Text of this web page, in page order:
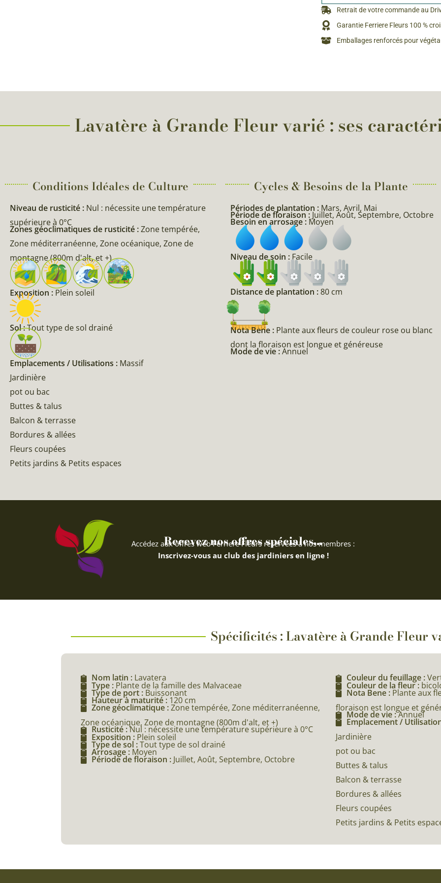
d’Antan
Bulbes
Retrait de votre commande au
Garantie Ferriere Fleurs 100 %
Emballages renforcés pour
Lavatère à Grande Fleur varié : ses
Conditions Idéales de Culture
Niveau de rusticité : Nul : nécessite une température
supérieure à 0°C
Zones géoclimatiques de rusticité :Zone tempérée,
Zone méditerranéenne, Zone océanique, Zone de
montagne (800m d'alt, et +)
Exposition : Plein soleil
Sol :Tout type de sol drainé
Emplacements / Utilisations : Massif
Jardinière
pot ou bac
Buttes & talus
Balcon & terrasse
Bordures & allées
Fleurs coupées
Petits jardins & Petits espaces
Cycles & Besoins de la Plante​
Périodes de plantation : Mars, Avril, Mai
Période de floraison : Juillet, Août, Septembre, Octobre
Besoin en arrosage : Moyen
Niveau de soin :Facile
Distance de plantation :80 cm
Nota Bene : Plante aux fleurs de couleur rose ou blanc
dont la floraison est longue et généreuse
Mode de vie :Annuel
Recevez nos offres spéciales...
Accédez aux offres web Ferriere Fleurs réservées à nos membres :
Inscrivez-vous au club des jardiniers en ligne !
Spécificités : Lavatère à Grande Fleur
Nom latin : Lavatera
Type : Plante de la famille des Malvaceae
Type de port : Buissonant
Hauteur à maturité : 120 cm
Zone géoclimatique :Zone tempérée, Zone méditerranéenne,
Zone océanique, Zone de montagne (800m d'alt, et +)
Rusticité :Nul : nécessite une température supérieure à 0°C
Exposition : Plein soleil
Type de sol :Tout type de sol drainé
Arrosage : Moyen
Période de floraison : Juillet, Août, Septembre, Octobre
Couleur du feuillage :
Couleur de la fleur :
Nota Bene : Plante aux
floraison est longue et
Mode de vie :Annuel
Emplacement /
Jardinière
pot ou bac
Buttes & talus
Balcon & terrasse
Bordures & allées
Fleurs coupées
Petits jardins & Petits